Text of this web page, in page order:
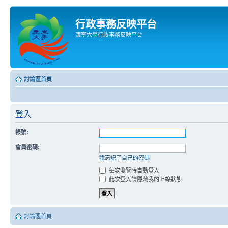
行政事務反映平台
康寧大學行政事務反映平台
討論區首頁
登入
帳號:
會員密碼:
我忘記了自己的密碼
每次瀏覽時自動登入
此次登入請隱藏我的上線狀態
討論區首頁